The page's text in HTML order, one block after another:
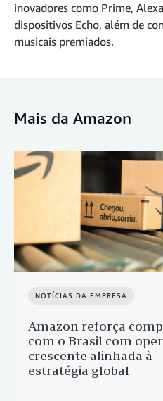
inovadores como Prime,
dispositivos Echo, além de
musicais premiados.
Mais da Amazon
NOTÍCIAS DA EMPRESA
Amazon reforça
com o Brasil com
crescente alinhada à
estratégia global